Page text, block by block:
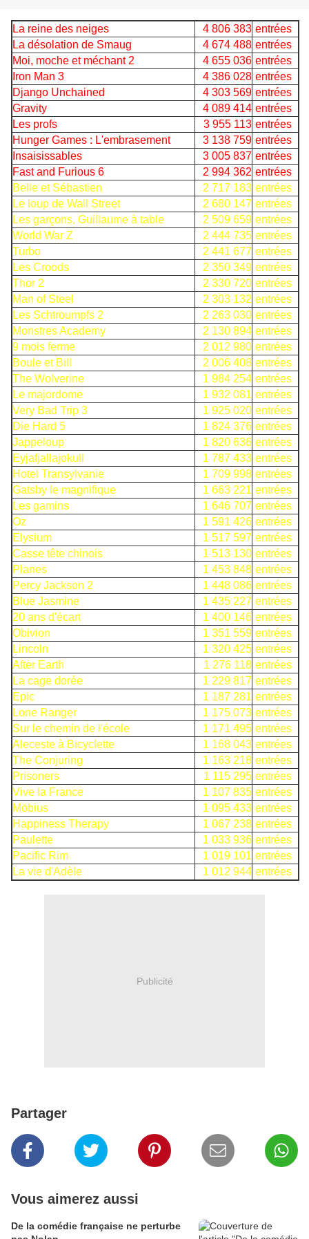
La reine des neiges 4 806 383 entrées
La désolation de Smaug
4 674 488 entrées
Moi, moche et méchant 2
4 655 036 entrées
Iron Man 3
4 386 028 entrées
Django Unchained
4 303 569 entrées
Gravity
4 089 414 entrées
Les profs
3 955 113 entrées
Hunger Games : L'embrasement
3 138 759 entrées
Insaisissables
3 005 837 entrées
Fast and Furious 6
2 994 362 entrées
Belle et Sébastien
2 717 183 entrées
Le loup de Wall Street
2 680 147 entrées
Les garçons, Guillaume à table
2 509 659 entrées
World War Z
2 444 735 entrées
Turbo
2 441 677 entrées
Les Croods
2 350 349 entrées
Thor 2
2 330 720 entrées
Man of Steel
2 303 132 entrées
Les Schtroumpfs 2
2 263 030 entrées
Monstres Academy
2 130 894 entrées
9 mois ferme
2 012 980 entrées
Boule et Bill
2 006 408 entrées
The Wolverine
1 984 254 entrées
Le majordome
1 932 081 entrées
Very Bad Trip 3
1 925 020 entrées
Die Hard 5
1 824 376 entrées
Jappeloup
1 820 636 entrées
Eyjafjallajokull
1 787 433 entrées
Hotel Transylvanie
1 709 998 entrées
Gatsby le magnifique
1 663 221 entrées
Les gamins
1 646 707 entrées
Oz
1 591 426 entrées
Elysium
1 517 597 entrées
Casse tête chinois
1 513 130 entrées
Planes
1 453 848 entrées
Percy Jackson 2
1 448 086 entrées
Blue Jasmine
1 435 227 entrées
20 ans d'écart
1 400 146 entrées
Obivion
1 351 559 entrées
Lincoln
1 320 425 entrées
After Earth
1 276 118 entrées
La cage dorée
1 229 817 entrées
Epic
1 187 281 entrées
Lone Ranger
1 175 073 entrées
Sur le chemin de l'école
1 171 495 entrées
Aleceste à Bicyclette
1 168 043 entrées
The Conjuring
1 163 218 entrées
Prisoners
1 115 295 entrées
Vive la France
1 107 835 entrées
Möbius
1 095 433 entrées
Happiness Therapy
1 067 238 entrées
Paulette
1 033 936 entrées
Pacific Rim
1 019 101 entrées
La vie d'Adèle
1 012 944 entrées
Publicité
Partager
Vous aimerez aussi
De la comédie française ne perturbe